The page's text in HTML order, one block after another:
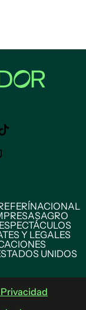
NACIONAL
AGRO
Y LEGALES
UNIDOS